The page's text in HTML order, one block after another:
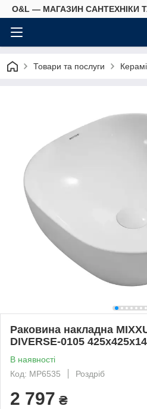
O&L — МАГАЗИН САНТЕХНІКИ
Товари та послуги
Раковина накладна
DIVERSE-0105
В наявності
Код: MP6535
Роздріб
2 797 ₴